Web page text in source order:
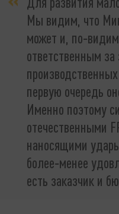
Мы видим, что
может и,
ответственным
первую очередь
Именно поэтому
отечественными
наносящими
более‑менее
есть заказчик и